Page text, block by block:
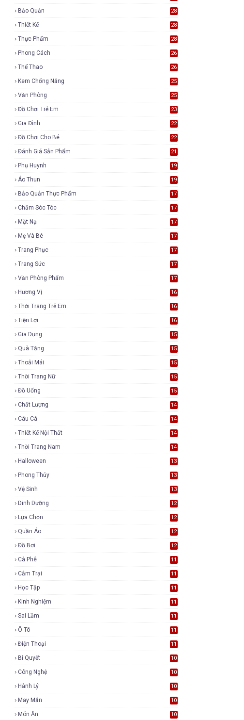
Bảo Quản 28
Thiết Kế 28
Thực Phẩm 28
Phong Cách 26
Thể Thao 26
Kem Chống Nắng 25
Văn Phòng 25
Đồ Chơi Trẻ Em 23
Gia Đình 22
Đồ Chơi Cho Bé 22
Đánh Giá Sản Phẩm 21
Phụ Huynh 19
Áo Thun 19
Bảo Quản Thực Phẩm 17
Chăm Sóc Tóc 17
Mặt Nạ 17
Mẹ Và Bé 17
Trang Phục 17
Trang Sức 17
Văn Phòng Phẩm 17
Hương Vị 16
Thời Trang Trẻ Em 16
Tiện Lợi 16
Gia Dụng 15
Quà Tặng 15
Thoải Mái 15
Thời Trang Nữ 15
Đồ Uống 15
Chất Lượng 14
Câu Cá 14
Thiết Kế Nội Thất 14
Thời Trang Nam 14
Halloween 13
Phong Thủy 13
Vệ Sinh 13
Dinh Dưỡng 12
Lựa Chọn 12
Quần Áo 12
Đồ Bơi 12
Cà Phê 11
Cắm Trại 11
Học Tập 11
Kinh Nghiệm 11
Sai Lầm 11
Ô Tô 11
Điện Thoại 11
Bí Quyết 10
Công Nghệ 10
Hành Lý 10
May Mắn 10
Món Ăn 10